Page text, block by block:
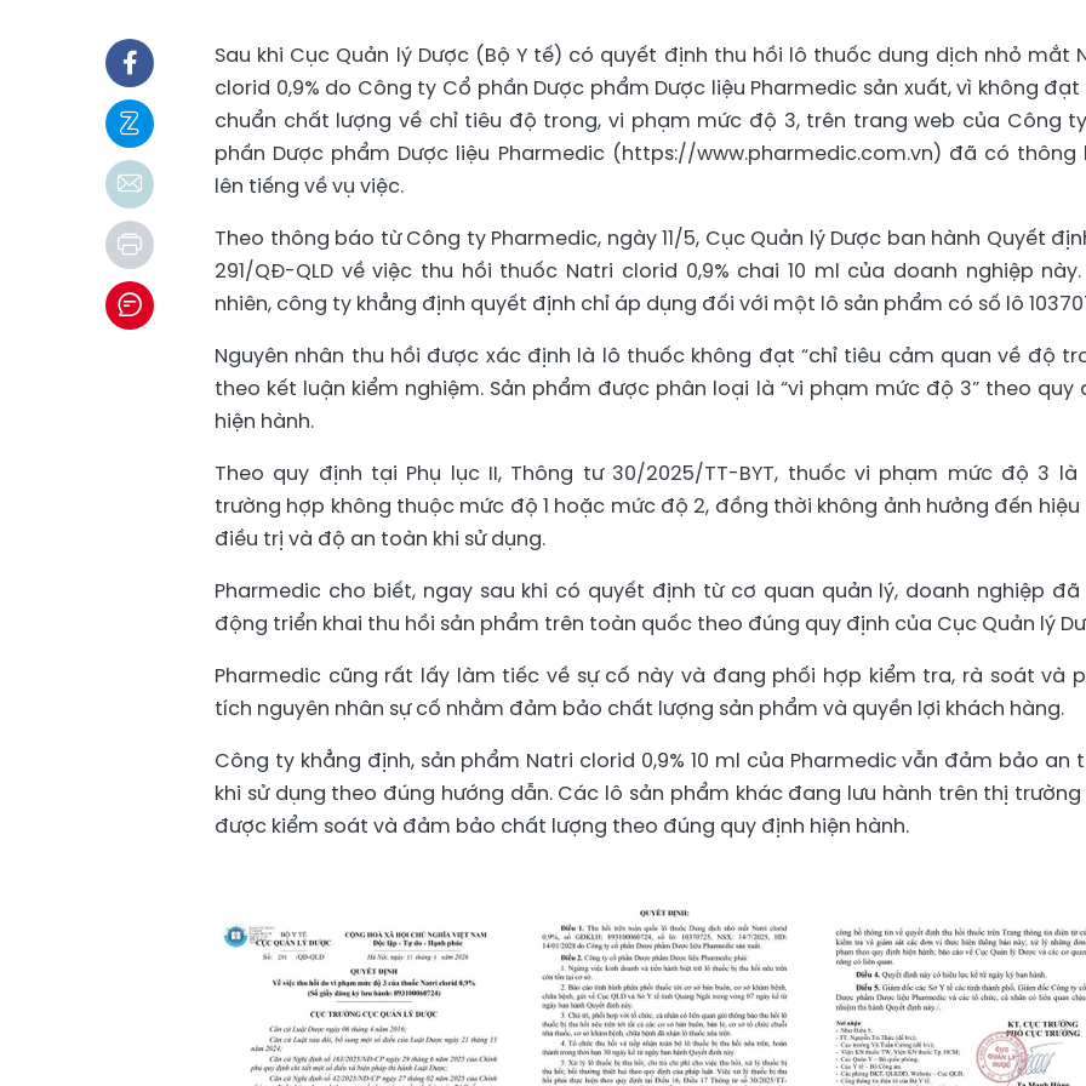
Sau khi Cục Quản lý Dược (Bộ Y tế) có quyết định thu hồi lô thuốc dung dịch nhỏ mắt
clorid 0,9% do Công ty Cổ phần Dược phẩm Dược liệu Pharmedic sản xuất, vì không
chuẩn chất lượng về chỉ tiêu độ trong, vi phạm mức độ 3, trên trang web của Công
phần Dược phẩm Dược liệu Pharmedic (https://www.pharmedic.com.vn) đã có thông
lên tiếng về vụ việc.
Theo thông báo từ Công ty Pharmedic, ngày 11/5, Cục Quản lý Dược ban hành Quyết
291/QĐ-QLD về việc thu hồi thuốc Natri clorid 0,9% chai 10 ml của doanh nghiệp này.
nhiên, công ty khẳng định quyết định chỉ áp dụng đối với một lô sản phẩm có số lô
Nguyên nhân thu hồi được xác định là lô thuốc không đạt “chỉ tiêu cảm quan về độ
theo kết luận kiểm nghiệm. Sản phẩm được phân loại là “vi phạm mức độ 3” theo quy
hiện hành.
Theo quy định tại Phụ lục II, Thông tư 30/2025/TT-BYT, thuốc vi phạm mức độ 3 là
trường hợp không thuộc mức độ 1 hoặc mức độ 2, đồng thời không ảnh hưởng đến hiệu
điều trị và độ an toàn khi sử dụng.
Pharmedic cho biết, ngay sau khi có quyết định từ cơ quan quản lý, doanh nghiệp đã
động triển khai thu hồi sản phẩm trên toàn quốc theo đúng quy định của Cục Quản lý
Pharmedic cũng rất lấy làm tiếc về sự cố này và đang phối hợp kiểm tra, rà soát và
tích nguyên nhân sự cố nhằm đảm bảo chất lượng sản phẩm và quyền lợi khách hàng.
Công ty khẳng định, sản phẩm Natri clorid 0,9% 10 ml của Pharmedic vẫn đảm bảo an
khi sử dụng theo đúng hướng dẫn. Các lô sản phẩm khác đang lưu hành trên thị
được kiểm soát và đảm bảo chất lượng theo đúng quy định hiện hành.